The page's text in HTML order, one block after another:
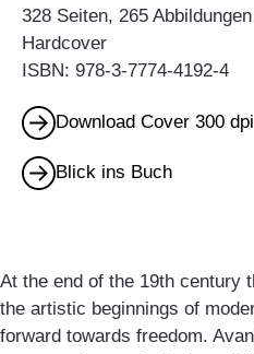
328 Seiten, 265
Hardcover
ISBN: 978-3-7774-4192-4
Download Cover 300 dpi
Blick ins Buch
At the end of the 19th century
the artistic beginnings of
forward towards freedom.